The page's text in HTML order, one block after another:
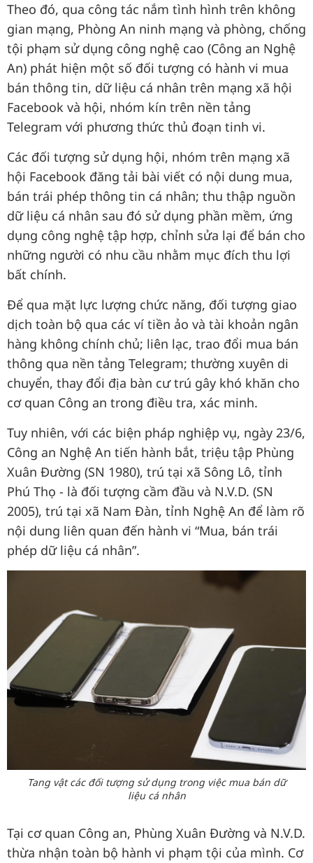
Theo đó, qua công tác nắm tình hình trên không
gian mạng, Phòng An ninh mạng và phòng, chống
tội phạm sử dụng công nghệ cao (Công an Nghệ
An) phát hiện một số đối tượng có hành vi mua
bán thông tin, dữ liệu cá nhân trên mạng xã hội
Facebook và hội, nhóm kín trên nền tảng
Telegram với phương thức thủ đoạn tinh vi.
Các đối tượng sử dụng hội, nhóm trên mạng xã
hội Facebook đăng tải bài viết có nội dung mua,
bán trái phép thông tin cá nhân; thu thập nguồn
dữ liệu cá nhân sau đó sử dụng phần mềm, ứng
dụng công nghệ tập hợp, chỉnh sửa lại để bán cho
những người có nhu cầu nhằm mục đích thu lợi
bất chính.
Để qua mặt lực lượng chức năng, đối tượng giao
dịch toàn bộ qua các ví tiền ảo và tài khoản ngân
hàng không chính chủ; liên lạc, trao đổi mua bán
thông qua nền tảng Telegram; thường xuyên di
chuyển, thay đổi địa bàn cư trú gây khó khăn cho
cơ quan Công an trong điều tra, xác minh.
Tuy nhiên, với các biện pháp nghiệp vụ, ngày 23/6,
Công an Nghệ An tiến hành bắt, triệu tập Phùng
Xuân Đường (SN 1980), trú tại xã Sông Lô, tỉnh
Phú Thọ - là đối tượng cầm đầu và N.V.D. (SN
2005), trú tại xã Nam Đàn, tỉnh Nghệ An để làm rõ
nội dung liên quan đến hành vi “Mua, bán trái
phép dữ liệu cá nhân”.
Tang vật các đối tượng sử dụng trong việc mua bán dữ
liệu cá nhân
Tại cơ quan Công an, Phùng Xuân Đường và N.V.D.
thừa nhận toàn bộ hành vi phạm tội của mình. Cơ